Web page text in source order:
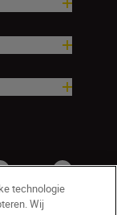
technologie
Wij